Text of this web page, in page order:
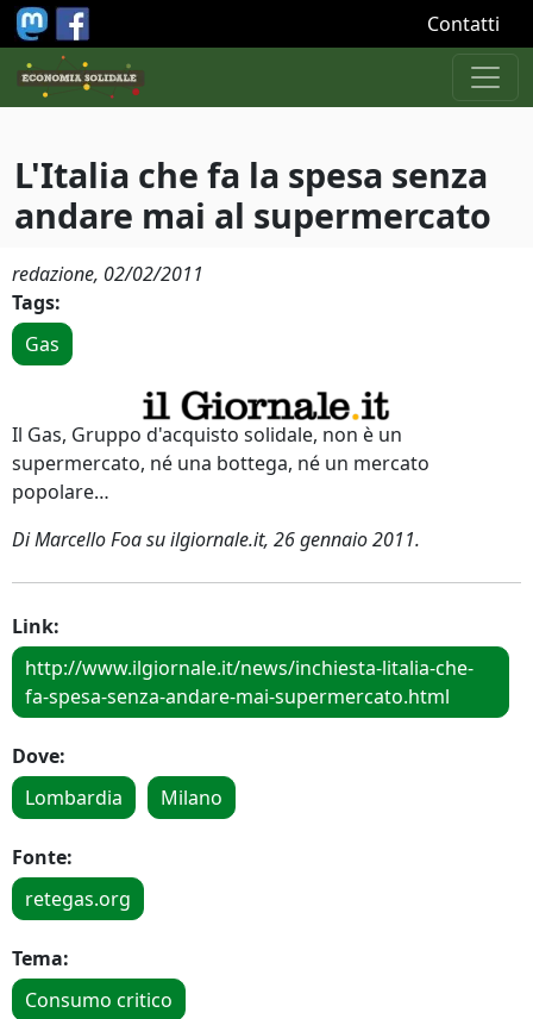
Salta al contenuto principale Contatti
L'Italia che fa la spesa senza
andare mai al supermercato
redazione, 02/02/2011
Tags:
Gas
Il Gas, Gruppo d'acquisto solidale, non è un
supermercato, né una bottega, né un mercato
popolare…
Di Marcello Foa su ilgiornale.it, 26 gennaio 2011.
Link:
http://www.ilgiornale.it/news/inchiesta-litalia-che-
fa-spesa-senza-andare-mai-supermercato.html
Dove:
Lombardia
Milano
Fonte:
retegas.org
Tema:
Consumo critico